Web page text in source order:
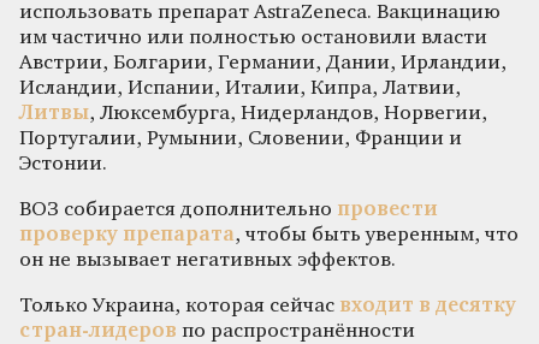
использовать препарат AstraZeneca. Вакцинацию
им частично или полностью остановили власти
Австрии, Болгарии, Германии, Дании, Ирландии,
Исландии, Испании, Италии, Кипра, Латвии,
Литвы, Люксембурга, Нидерландов, Норвегии,
Португалии, Румынии, Словении, Франции и
Эстонии.
ВОЗ собирается дополнительно провести
проверку препарата, чтобы быть уверенным, что
он не вызывает негативных эффектов.
Только Украина, которая сейчас входит в десятку
стран-лидеров по распространённости